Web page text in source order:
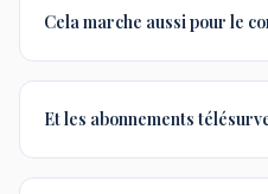
Cela marche aussi pour le
Et les abonnements